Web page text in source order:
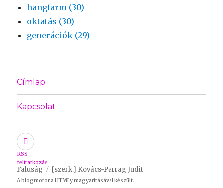
hangfarm (30)
oktatás (30)
generációk (29)
Címlap
Kapcsolat
RSS-
feliratkozás
Faluság [szerk.] Kovács-Parrag Judit
A blogmotor aHTMLymagyarításával készült.